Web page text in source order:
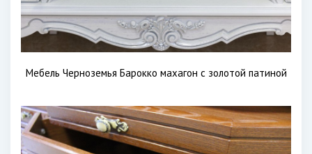
Мебель Черноземья Барокко махагон с золотой патиной